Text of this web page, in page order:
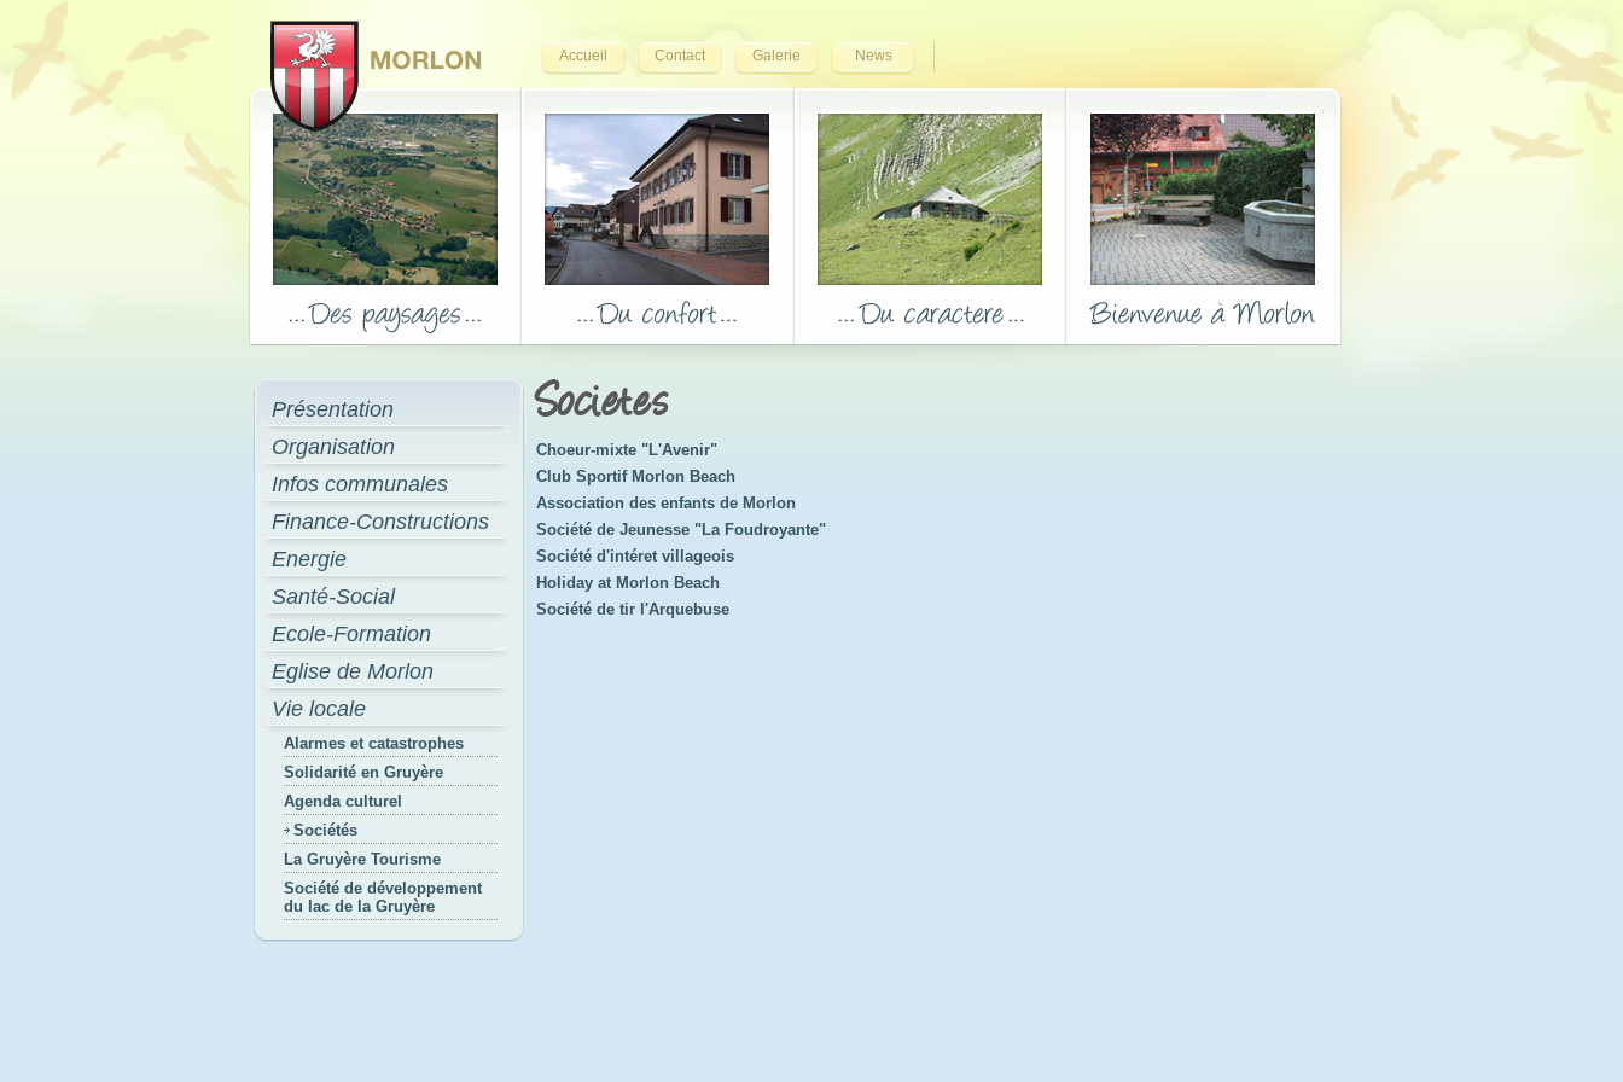
Accueil Contact Galerie News
Présentation
Organisation
Infos communales
Finance-Constructions
Energie
Santé-Social
Ecole-Formation
Eglise de Morlon
Vie locale
Alarmes et catastrophes
Solidarité en Gruyère
Agenda culturel
Sociétés
La Gruyère Tourisme
Société de développement
du lac de la Gruyère
Societes
Choeur-mixte "L'Avenir"
Club Sportif Morlon Beach
Association des enfants de Morlon
Société de Jeunesse "La Foudroyante"
Société d'intéret villageois
Holiday at Morlon Beach
Société de tir l'Arquebuse